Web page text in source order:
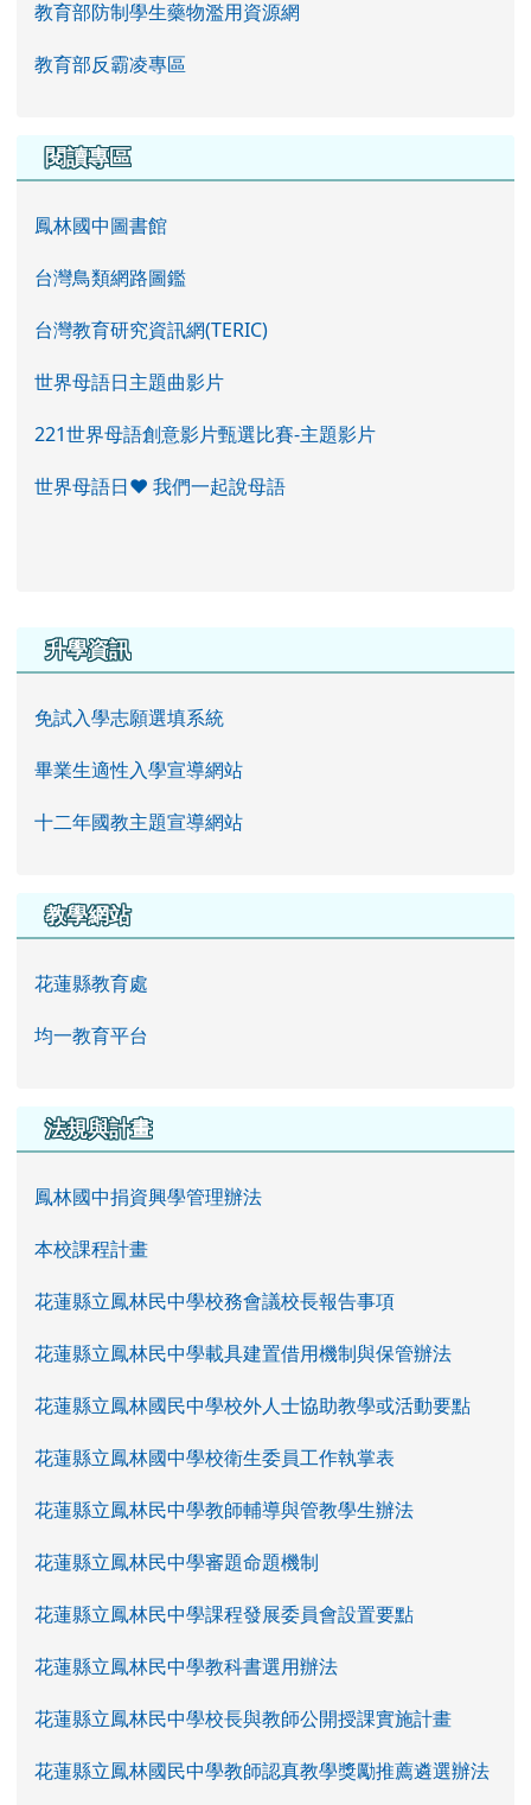
教育部防制學生藥物濫用資源網
教育部反霸凌專區
閱讀專區
鳳林國中圖書館
台灣鳥類網路圖鑑
台灣教育研究資訊網(TERIC)
世界母語日主題曲影片
221世界母語創意影片甄選比賽-主題影片
世界母語日♥ 我們一起說母語
右邊區域內容
升學資訊
免試入學志願選填系統
畢業生適性入學宣導網站
十二年國教主題宣導網站
教學網站
花蓮縣教育處
均一教育平台
法規與計畫
鳳林國中捐資興學管理辦法
本校課程計畫
花蓮縣立鳳林民中學校務會議校長報告事項
花蓮縣立鳳林民中學載具建置借用機制與保管辦法
花蓮縣立鳳林國民中學校外人士協助教學或活動要點
花蓮縣立鳳林國中學校衛生委員工作執掌表
花蓮縣立鳳林民中學教師輔導與管教學生辦法
花蓮縣立鳳林民中學審題命題機制
花蓮縣立鳳林民中學課程發展委員會設置要點
花蓮縣立鳳林民中學教科書選用辦法
花蓮縣立鳳林民中學校長與教師公開授課實施計畫
花蓮縣立鳳林國民中學教師認真教學獎勵推薦遴選辦法